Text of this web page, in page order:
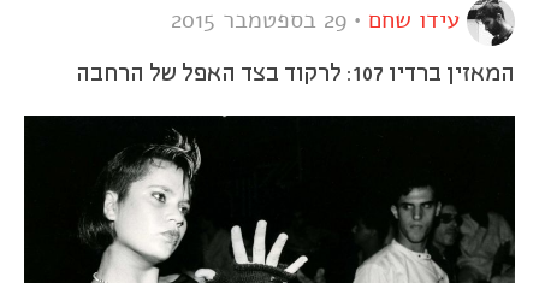
עידו שחם • 29 בספטמבר 2015
המאזין ברדיו 107: לרקוד בצד האפל של הרחבה